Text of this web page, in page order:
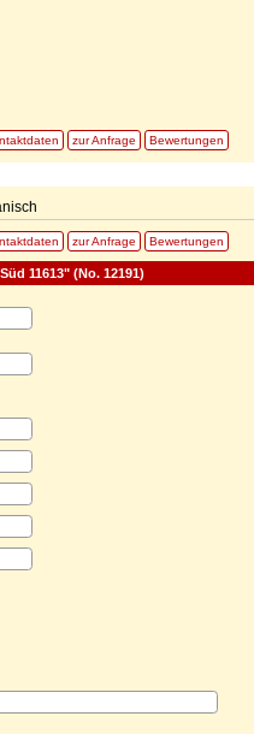
zur Anfrage Bewertungen
zur Anfrage Bewertungen
11613" (No. 12191)